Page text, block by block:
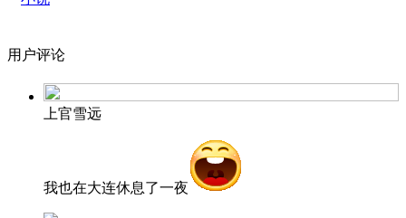
用户评论
上官雪远
我也在大连休息了一夜